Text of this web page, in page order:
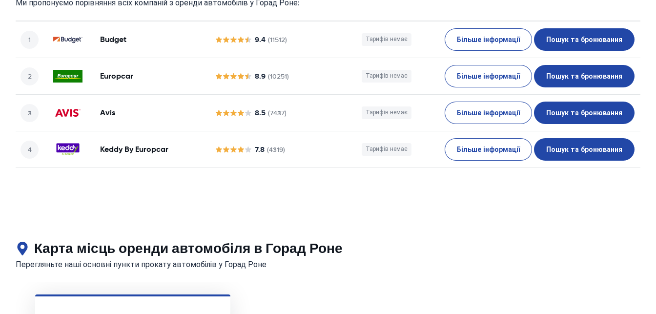
Ми пропонуємо порівняння всіх компаній з оренди автомобілів у Горад Роне:
Budget 9.4 (11512) Тарифів немає Більше інформації Пошук та бронювання
Europcar 8.9 (10251) Тарифів немає Більше інформації Пошук та бронювання
Avis 8.5 (7437) Тарифів немає Більше інформації Пошук та бронювання
Keddy By Europcar 7.8 (4319) Тарифів немає Більше інформації Пошук та бронювання
Карта місць оренди автомобіля в Горад Роне
Перегляньте наші основні пункти прокату автомобілів у Горад Роне